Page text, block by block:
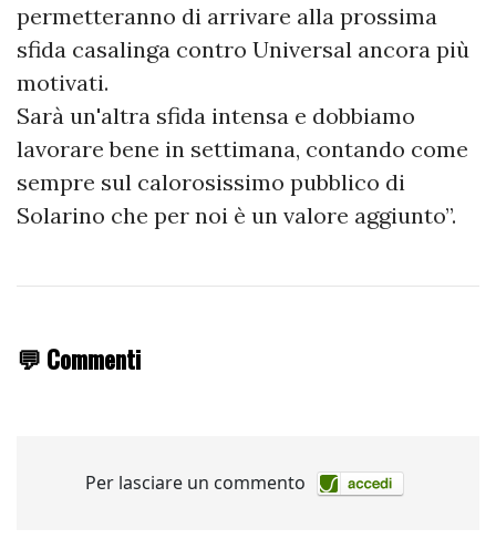
permetteranno di arrivare alla prossima
sfida casalinga contro Universal ancora più
motivati.
Sarà un'altra sfida intensa e dobbiamo
lavorare bene in settimana, contando come
sempre sul calorosissimo pubblico di
Solarino che per noi è un valore aggiunto”.
💬 Commenti